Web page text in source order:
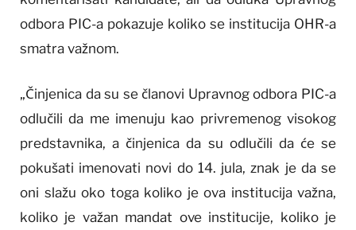
odbora PIC-a pokazuje koliko se institucija OHR-a
smatra važnom.
„Činjenica da su se članovi Upravnog odbora PIC-a
odlučili da me imenuju kao privremenog visokog
predstavnika, a činjenica da su odlučili da će se
pokušati imenovati novi do 14. jula, znak je da se
oni slažu oko toga koliko je ova institucija važna,
koliko je važan mandat ove institucije, koliko je